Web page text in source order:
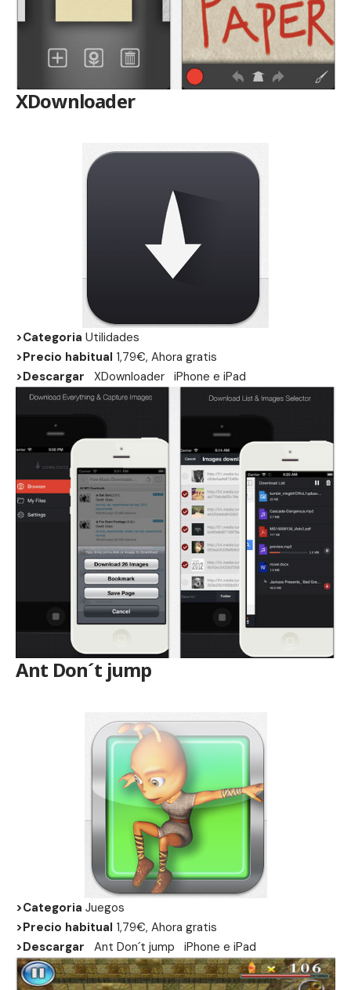
XDownloader
>Categoria Utilidades
>Precio habitual 1,79€, Ahora gratis
>Descargar
XDownloader iPhone e iPad
Ant Don´t jump
>Categoria Juegos
>Precio habitual 1,79€, Ahora gratis
>Descargar
Ant Don´t jump iPhone e iPad